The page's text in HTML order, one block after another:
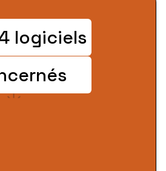
logiciels